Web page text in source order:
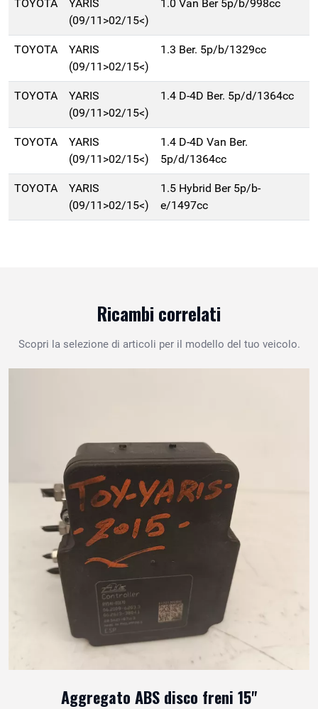
TOYOTA
YARIS
(09/11>02/15<)
1.0 Van Ber 5p/b/998cc
TOYOTA
YARIS
(09/11>02/15<)
1.3 Ber. 5p/b/1329cc
TOYOTA
YARIS
(09/11>02/15<)
1.4 D-4D Ber. 5p/d/1364cc
TOYOTA
YARIS
(09/11>02/15<)
1.4 D-4D Van Ber.
5p/d/1364cc
TOYOTA
YARIS
(09/11>02/15<)
1.5 Hybrid Ber 5p/b-
e/1497cc
Ricambi correlati
Scopri la selezione di articoli per il modello del tuo veicolo.
Aggregato ABS disco freni 15"